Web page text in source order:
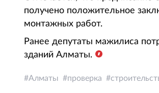
получено положительное
монтажных работ.
Ранее депутаты мажилиса
зданий Алматы.
Алматы проверка